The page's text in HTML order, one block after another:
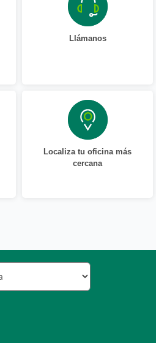
Llámanos
Localiza tu oficina más
cercana